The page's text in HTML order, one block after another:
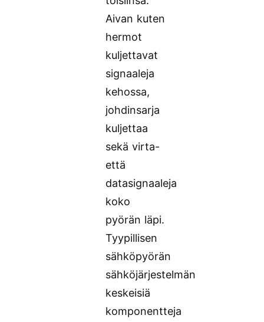
Aivan kuten
hermot
kuljettavat
signaaleja
kehossa,
johdinsarja
kuljettaa
sekä virta-
että
datasignaaleja
koko
pyörän läpi.
Tyypillisen
sähköpyörän
sähköjärjestelmän
keskeisiä
komponentteja